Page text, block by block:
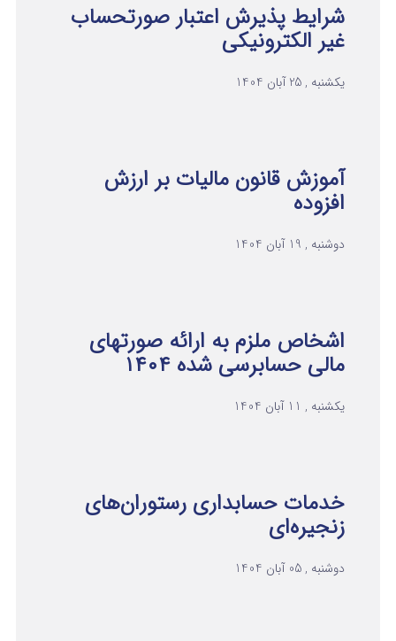
شرایط پذیرش اعتبار صورتحساب
غیر الکترونیکی
یکشنبه , 25 آبان 1404
آموزش قانون مالیات بر ارزش
افزوده
دوشنبه , 19 آبان 1404
اشخاص ملزم به ارائه صورتهای
مالی حسابرسی شده ۱۴۰۴
یکشنبه , 11 آبان 1404
خدمات حسابداری رستوران‌های
زنجیره‌ای
دوشنبه , 05 آبان 1404